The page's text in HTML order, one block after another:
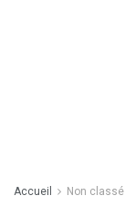
Accueil Non classé